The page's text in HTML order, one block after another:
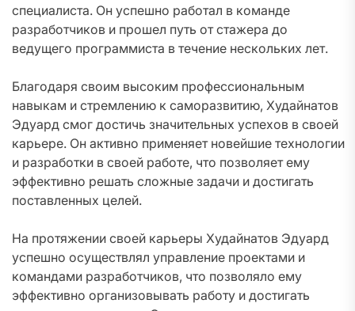
специалиста. Он успешно работал в команде
разработчиков и прошел путь от стажера до
ведущего программиста в течение нескольких лет.
Благодаря своим высоким профессиональным
навыкам и стремлению к саморазвитию, Худайнатов
Эдуард смог достичь значительных успехов в своей
карьере. Он активно применяет новейшие технологии
и разработки в своей работе, что позволяет ему
эффективно решать сложные задачи и достигать
поставленных целей.
На протяжении своей карьеры Худайнатов Эдуард
успешно осуществлял управление проектами и
командами разработчиков, что позволяло ему
эффективно организовывать работу и достигать